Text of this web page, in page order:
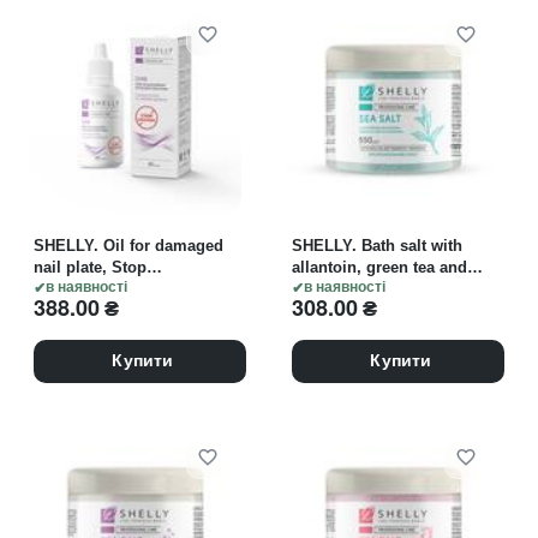
в наявності
SHELLY. Oil for damaged
nail plate, Stop
Onycholichis, 30 ml. Олія
при пошкодженні
Оніхолізис
388.00₴
Купити
в наявності
SHELLY. Bath salt with
allantoin, green tea and
rosemary extract, 550 g.
Сіль для ванн з
зеленого чаю та
розмарину
308.00₴
Купити